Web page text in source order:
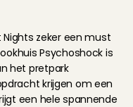
Nights zeker een must
Psychoshock is
het pretpark
krijgen om een
een hele spannende